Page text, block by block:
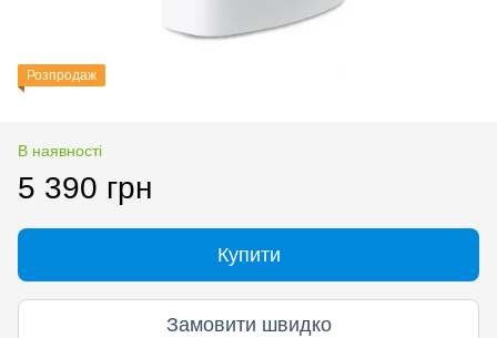
Розпродаж
В наявності
5 390 грн
Купити
Замовити швидко